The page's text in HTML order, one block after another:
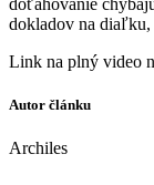
dokladov na diaľku,
Link na plný video
Autor článku
Archiles